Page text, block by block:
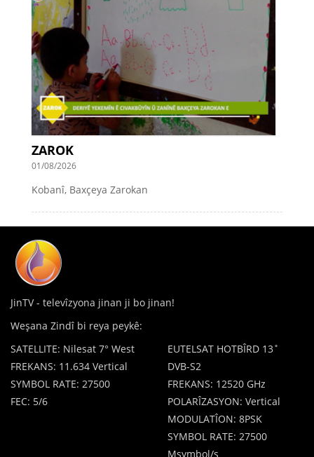
ZAROK
01/08/2026
Kobanî, Baxçeya Zarokan
JinTV - televîzyona jinan ji bo jinan!
Weşana Zindî bi reya peykê:
SATELLITE: Nilesat 7° West
FREKANS: 11.634 Vertical
SYMBOL RATE: 27500
FEC: 5/6
EUTELSAT HOTBÎRD 13˚
DVB-S2
FREKANS: 12520 GHz
POLARÎZASYON: Vertical
MODULATÎON: 8PSK
SYMBOL RATE: 27500
Msymbol/s